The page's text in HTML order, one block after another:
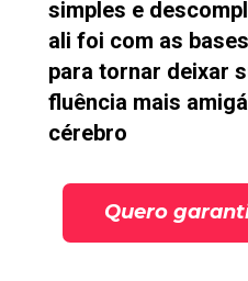
simples e
ali foi com as
para tornar deixar
fluência mais
cérebro
Quero